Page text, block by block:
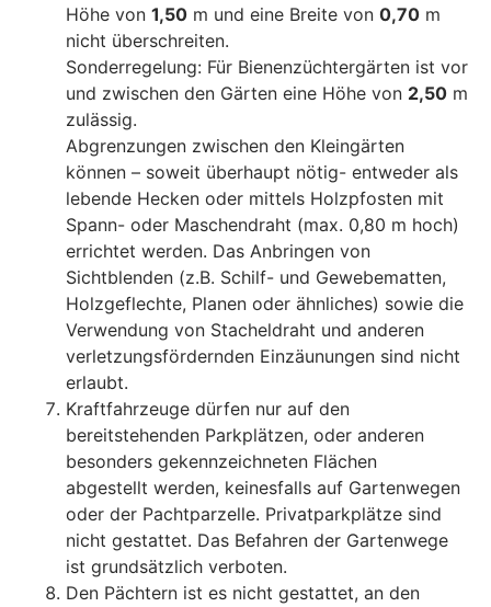
Höhe von 1,50 m und eine Breite von 0,70 m
nicht überschreiten.
Sonderregelung: Für Bienenzüchtergärten ist vor
und zwischen den Gärten eine Höhe von 2,50 m
zulässig.
Abgrenzungen zwischen den Kleingärten
können – soweit überhaupt nötig- entweder als
lebende Hecken oder mittels Holzpfosten mit
Spann- oder Maschendraht (max. 0,80 m hoch)
errichtet werden. Das Anbringen von
Sichtblenden (z.B. Schilf- und Gewebematten,
Holzgeflechte, Planen oder ähnliches) sowie die
Verwendung von Stacheldraht und anderen
verletzungsfördernden Einzäunungen sind nicht
erlaubt.
Kraftfahrzeuge dürfen nur auf den
bereitstehenden Parkplätzen, oder anderen
besonders gekennzeichneten Flächen
abgestellt werden, keinesfalls auf Gartenwegen
oder der Pachtparzelle. Privatparkplätze sind
nicht gestattet. Das Befahren der Gartenwege
ist grundsätzlich verboten.
Den Pächtern ist es nicht gestattet, an den